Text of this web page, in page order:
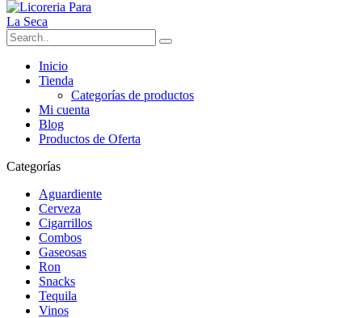
Inicio
Tienda
Categorías de productos
Mi cuenta
Blog
Productos de Oferta
Categorías
Aguardiente
Cerveza
Cigarrillos
Combos
Gaseosas
Ron
Snacks
Tequila
Vinos